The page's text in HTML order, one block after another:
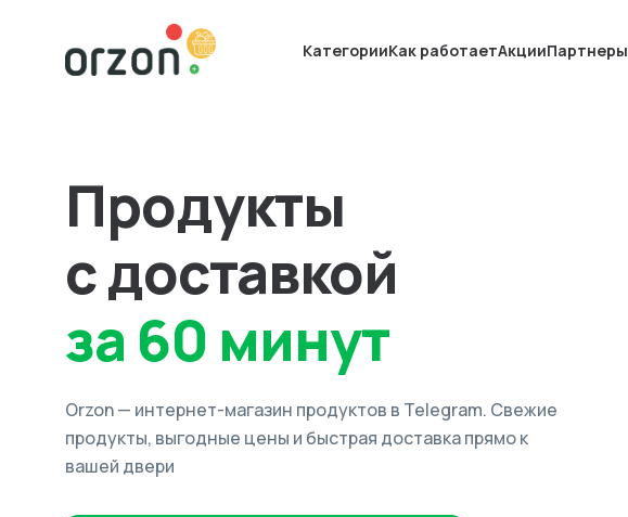
КатегорииКак работаетАкцииПартнеры
Продукты
с доставкой
за 60 минут
Orzon — интернет-магазин продуктов в Telegram. Свежие
продукты, выгодные цены и быстрая доставка прямо к
вашей двери